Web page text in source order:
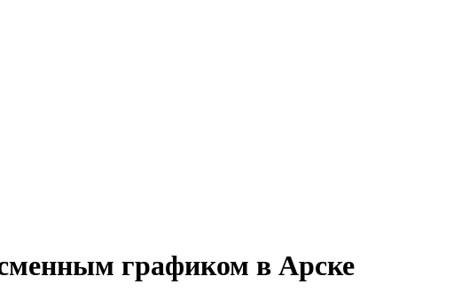
сменным графиком в Арске